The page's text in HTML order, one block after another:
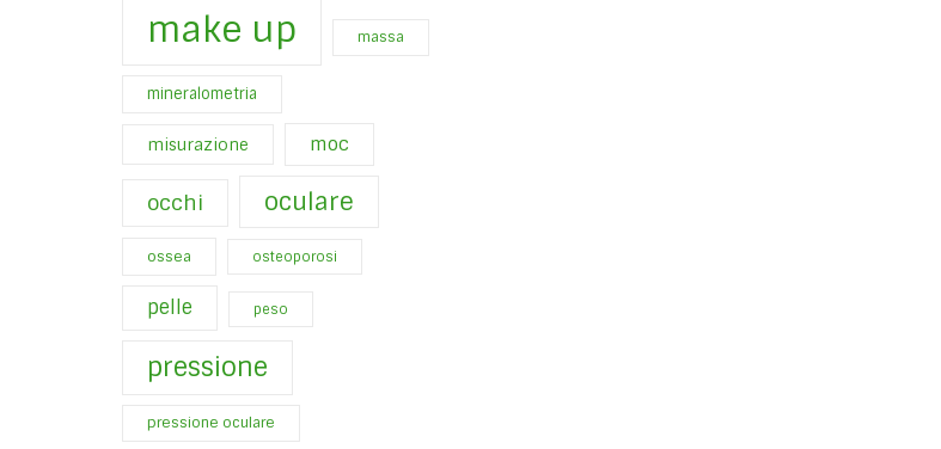
make up massa
mineralometria
misurazione moc
occhi oculare
ossea osteoporosi
pelle peso
pressione
pressione oculare